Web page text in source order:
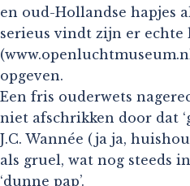
en oud-Hollandse hapjes
serieus vindt zijn er echte
opgeven.
Een fris ouderwets
niet afschrikken door dat
J.C. Wannée (ja ja,
als gruel, wat nog steeds
‘dunne pap’.